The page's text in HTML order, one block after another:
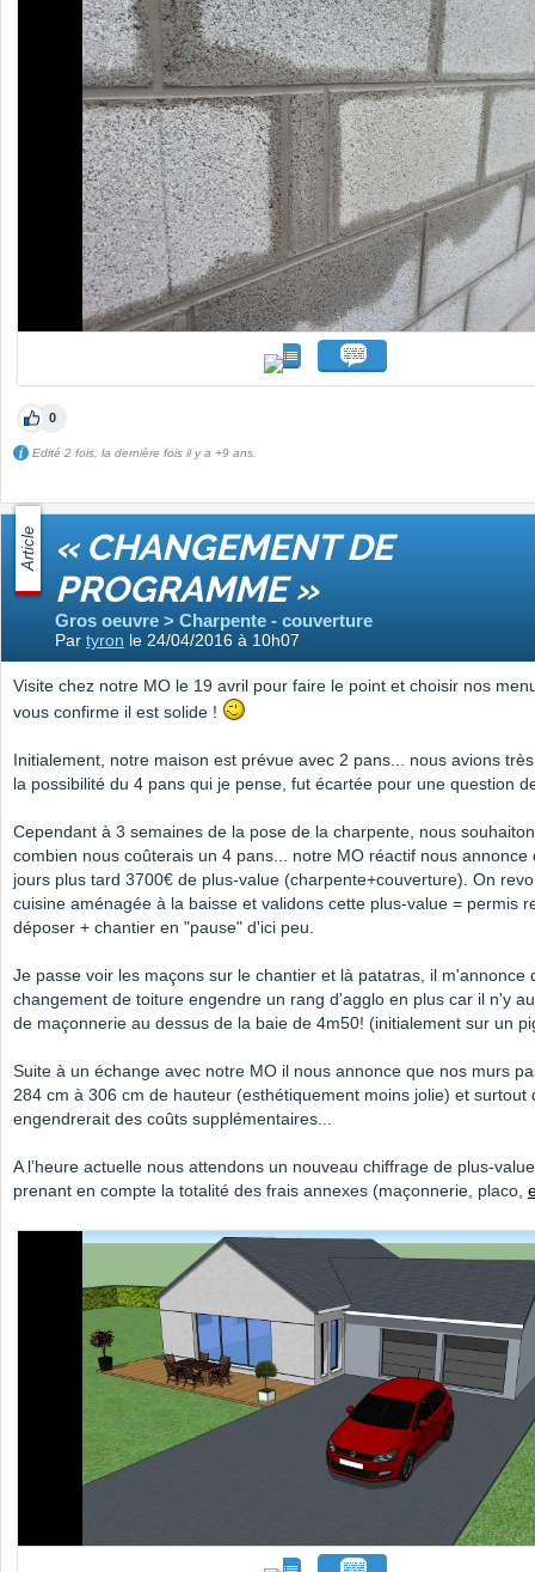
0
Edité 2 fois, la dernière fois il y a +9 ans.
Article « CHANGEMENT DE
PROGRAMME »
Gros oeuvre > Charpente - couverture
Par tyron le 24/04/2016 à 10h07
Visite chez notre MO le 19 avril pour faire le point et choisir nos
vous confirme il est solide !
Initialement, notre maison est prévue avec 2 pans... nous avions
la possibilité du 4 pans qui je pense, fut écartée pour une question
Cependant à 3 semaines de la pose de la charpente, nous
combien nous coûterais un 4 pans... notre MO réactif nous annonce
jours plus tard 3700€ de plus-value (charpente+couverture). On
cuisine aménagée à la baisse et validons cette plus-value = permis
déposer + chantier en "pause" d'ici peu.
Je passe voir les maçons sur le chantier et là patatras, il m'annonce
changement de toiture engendre un rang d'agglo en plus car il n'y
de maçonnerie au dessus de la baie de 4m50! (initialement sur un
Suite à un échange avec notre MO il nous annonce que nos murs
284 cm à 306 cm de hauteur (esthétiquement moins jolie) et surtout
engendrerait des coûts supplémentaires...
A l’heure actuelle nous attendons un nouveau chiffrage de plus-
prenant en compte la totalité des frais annexes (maçonnerie, placo,